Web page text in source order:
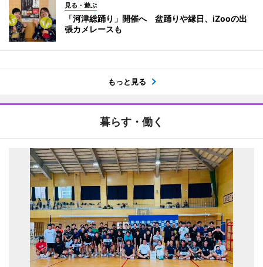
見る・遊ぶ
「河津総踊り」開催へ 盆踊りや縁日、iZooの出
張カメレースも
もっと見る
暮らす・働く